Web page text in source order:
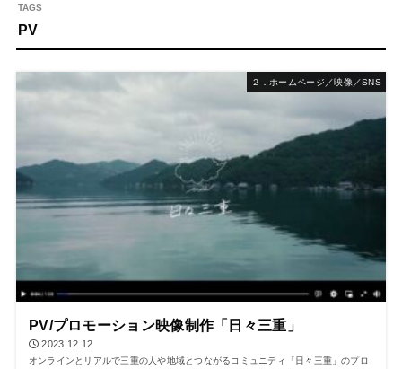
PV
２．ホームページ／映像／SNS
PV/プロモーション映像制作「日々三重」
2023.12.12
オンラインとリアルで三重の人や地域とつながるコミュニティ「日々三重」のプロ